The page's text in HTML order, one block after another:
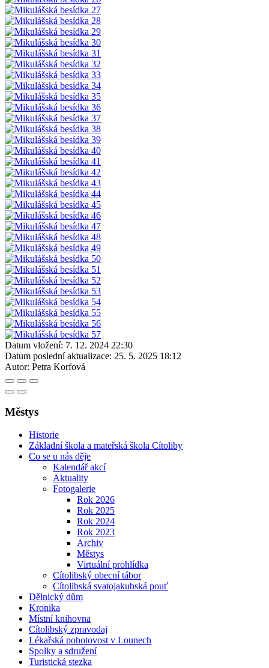
Datum vložení: 7. 12. 2024 22:30
Datum poslední aktualizace: 25. 5. 2025 18:12
Autor: Petra Korfová
Městys
Historie
Základní škola a mateřská škola Cítoliby
Co se u nás děje
Kalendář akcí
Aktuality
Fotogalerie
Rok 2026
Rok 2025
Rok 2024
Rok 2023
Archiv
Městys
Virtuální prohlídka
Cítolibský obecní tábor
Cítolibská svatojakubská pouť
Dělnický dům
Kronika
Místní knihovna
Cítolibský zpravodaj
Lékařská pohotovost v Lounech
Spolky a sdružení
Turistická stezka